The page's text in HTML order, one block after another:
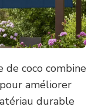
coco combine
améliorer
durable